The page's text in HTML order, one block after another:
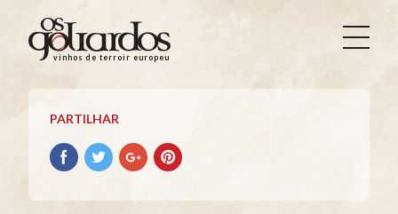
Os
Goliardos
Vinhos
Terroir
Europeus
vinhos de terroir europeus
PARTILHAR
Partilhar
no
Partilhar
no
Partilhar
no
Partilhar
no